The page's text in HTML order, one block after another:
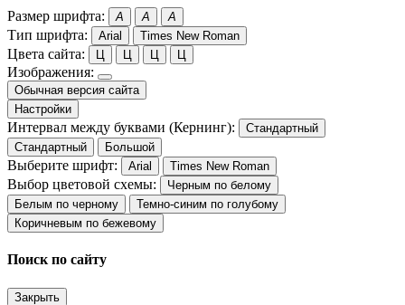
Размер шрифта: A A A
Тип шрифта: Arial Times New Roman
Цвета сайта: Ц Ц Ц Ц
Изображения:
Обычная версия сайта
Настройки
Интервал между буквами (Кернинг):
Стандартный
Стандартный
Большой
Выберите шрифт: Arial Times New Roman
Выбор цветовой схемы:
Черным по белому
Белым по черному
Темно-синим по голубому
Коричневым по бежевому
Поиск по сайту
Закрыть